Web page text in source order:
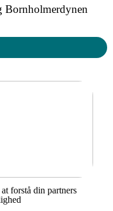
Bornholmerdynen
forstå din partners